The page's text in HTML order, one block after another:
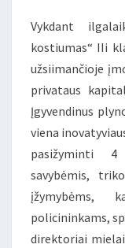
Vykdant
kostiumas“ IIi
užsiimančioje
privataus
Įgyvendinus
viena
pasižyminti
savybėmis,
įžymybėms,
policininkams,
direktoriai